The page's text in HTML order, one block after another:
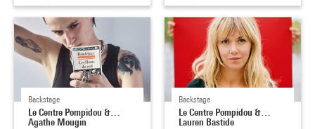
Backstage
Le Centre Pompidou &…
Agathe Mougin
Backstage
Le Centre Pompidou &…
Lauren Bastide